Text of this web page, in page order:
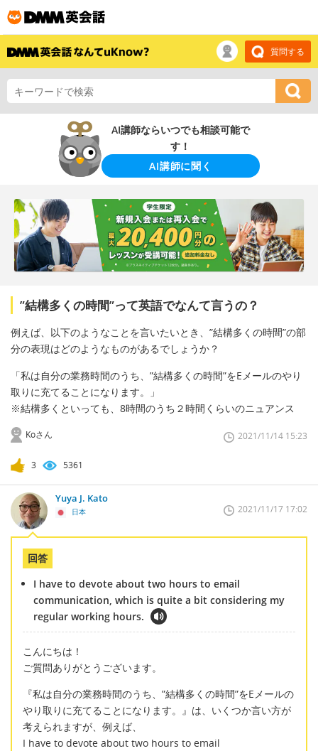
質問する
AI講師ならいつでも相談可能で
す！
AI講師に聞く
”結構多くの時間”って英語でなんて言うの？
例えば、以下のようなことを言いたいとき、”結構多くの時間”の部
分の表現はどのようなものがあるでしょうか？
「私は自分の業務時間のうち、”結構多くの時間”をEメールのやり
取りに充てることになります。」
※結構多くといっても、8時間のうち２時間くらいのニュアンス
Koさん 2021/11/14 15:23
3 5361
Yuya J. Kato
日本 2021/11/17 17:02
回答
I have to devote about two hours to email
communication, which is quite a bit considering my
regular working hours.
こんにちは！
ご質問ありがとうございます。
『私は自分の業務時間のうち、”結構多くの時間”をEメールの
やり取りに充てることになります。』は、いくつか言い方が
考えられますが、例えば、
I have to devote about two hours to email